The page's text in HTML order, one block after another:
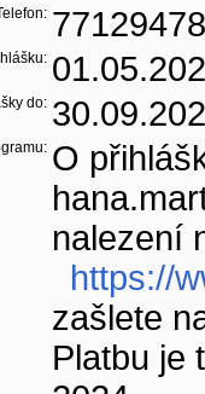
do:
O
nalezení
https://
zašlete
Platbu je